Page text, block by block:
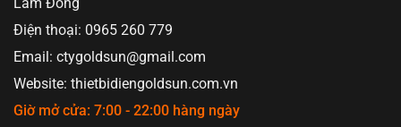
Lâm Đồng
Điện thoại: 0965 260 779
Email: ctygoldsun@gmail.com
Website: thietbidiengoldsun.com.vn
Giờ mở cửa: 7:00 - 22:00 hàng ngày